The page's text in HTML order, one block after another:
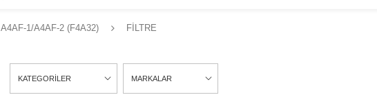
A4AF-1/A4AF-2 (F4A32) FİLTRE
KATEGORİLER MARKALAR